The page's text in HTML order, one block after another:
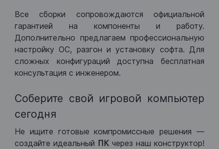
Все сборки сопровождаются официальной
гарантией на компоненты и работу.
Дополнительно предлагаем профессиональную
настройку ОС, разгон и установку софта. Для
сложных конфигураций доступна бесплатная
консультация с инженером.
Соберите свой игровой компьютер
сегодня
Не ищите готовые компромиссные решения —
создайте идеальный ПК через наш конструктор!